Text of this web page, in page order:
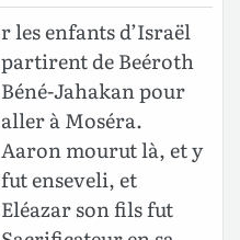
r les enfants d’Israël
partirent de Beéroth
Béné-Jahakan pour
aller à Moséra.
Aaron mourut là, et y
fut enseveli, et
Eléazar son fils fut